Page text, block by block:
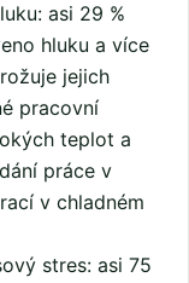
asi 29 %
hluku a více
jejich
pracovní
teplot a
práce v
v chladném
stres: asi 75